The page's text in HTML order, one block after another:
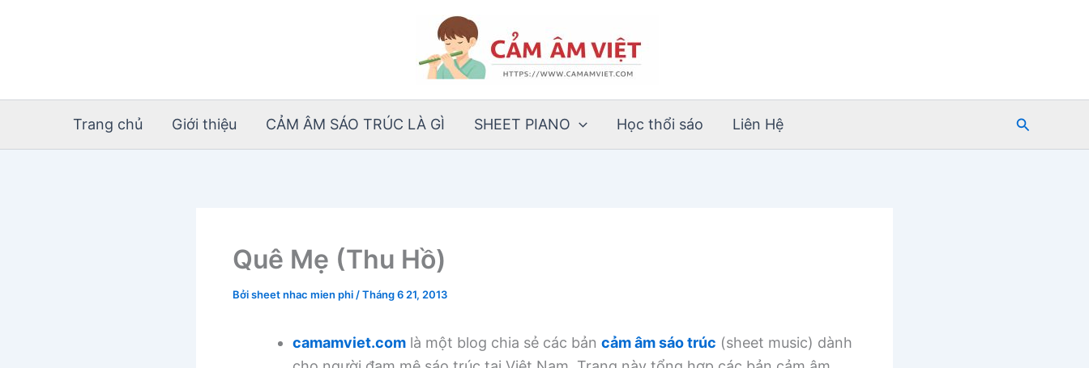
Trang chủ Giới thiệu CẢM ÂM SÁO TRÚC LÀ GÌ SHEET PIANO Học thổi sáo Liên Hệ
Tìm
Quê Mẹ (Thu Hồ)
Bởisheet nhac mien phi /Tháng 6 21, 2013
camamviet.com là một blog chia sẻ các bản cảm âm sáo trúc (sheet music) dành